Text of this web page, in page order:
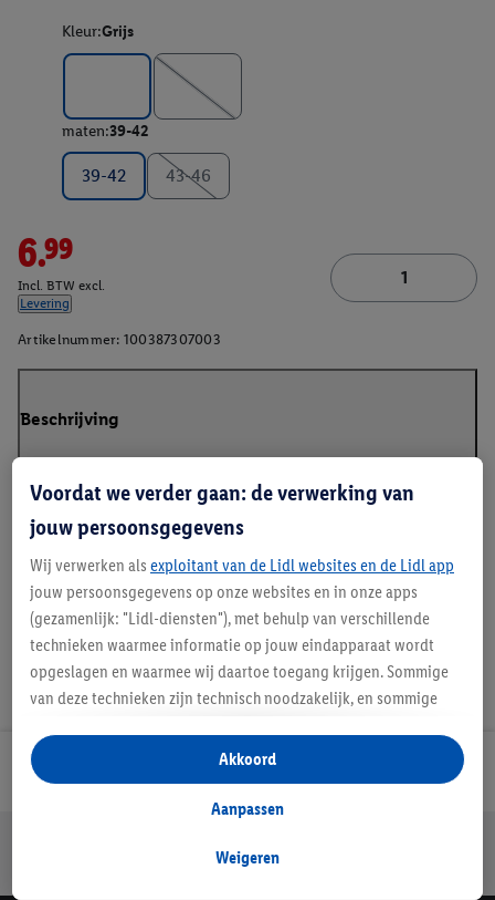
Kleur:Grijs
maten:39-42
39-42 43-46
6.99
Incl. BTW excl.
Levering
Artikelnummer: 100387307003
Beschrijving
Details over productveiligheid
Lidl Nieuwsbrief
Veilig winkelen
Voordat we verder gaan: de verwerking van
jouw persoonsgegevens
Wij verwerken als exploitant van de Lidl websites en de Lidl app
jouw persoonsgegevens op onze websites en in onze apps
(gezamenlijk: "Lidl-diensten"), met behulp van verschillende
technieken waarmee informatie op jouw eindapparaat wordt
opgeslagen en waarmee wij daartoe toegang krijgen. Sommige
van deze technieken zijn technisch noodzakelijk, en sommige
opslaan van voorkeursinstellingen, het verzamelen en
analyseren van statistieken of voor het tonen van
gepersonaliseerde reclame binnen en buiten de Lidl-diensten.
gegevens over jouw aankoopgedrag in de winkel ook voor de
Weigeren
Aanpassen
Akkoord